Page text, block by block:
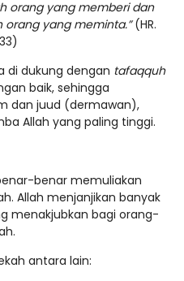
orang yang memberi dan
yang meminta.”(HR.
di dukung dengan tafaqquh
baik, sehingga
dan juud (dermawan),
Allah yang paling tinggi.
benar memuliakan
Allah menjanjikan banyak
menakjubkan bagi orang-
antara lain: